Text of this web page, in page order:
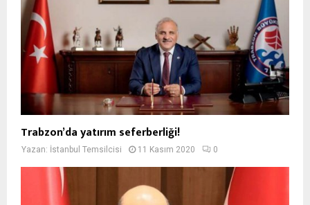
Trabzon’da yatırım seferberliği!
Yazan: İstanbul Temsilcisi 11 Kasım 2020 0